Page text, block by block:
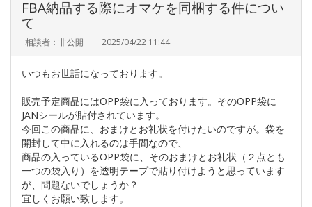
FBA納品する際にオマケを同梱する件につい
て
相談者：非公開 2025/04/22 11:44
いつもお世話になっております。
販売予定商品にはOPP袋に入っております。そのOPP袋に
JANシールが貼付されています。
今回この商品に、おまけとお礼状を付けたいのですが。袋を
開封して中に入れるのは手間なので、
商品の入っているOPP袋に、そのおまけとお礼状（２点とも
一つの袋入り）を透明テープで貼り付けようと思っています
が、問題ないでしょうか？
宜しくお願い致します。